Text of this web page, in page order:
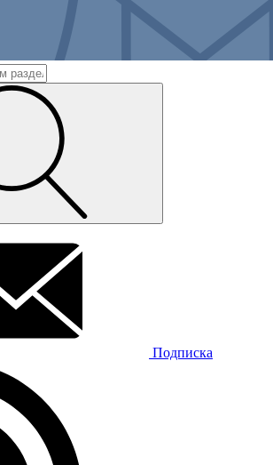
Подписка